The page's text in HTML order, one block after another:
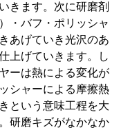
きます。次に研磨剤
・バフ・ポリッシャ
あげていき光沢のあ
上げていきます。し
ーは熱による変化が
シャーによる摩擦熱
という意味工程を大
研磨キズがなかなか